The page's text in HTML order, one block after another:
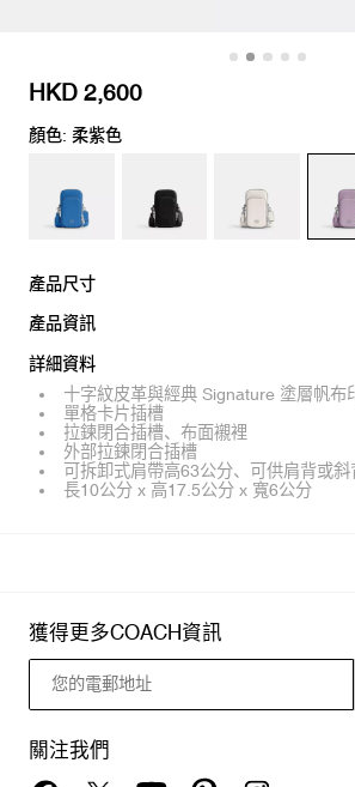
HKD 2,600
顏色: 柔紫色
產品尺寸
產品資訊
詳細資料
十字紋皮革與經典 Signature 塗層帆布
單格卡片插槽
拉鍊閉合插槽、布面襯裡
外部拉鍊閉合插槽
可拆卸式肩帶高63公分、可供肩背或斜
長10公分 x 高17.5公分 x 寬6公分
獲得更多COACH資訊
關注我們